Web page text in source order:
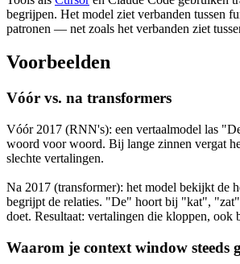
begrijpen. Het model ziet verbanden tussen
patronen — net zoals het verbanden ziet
Voorbeelden
Vóór vs. na transformers
Vóór 2017 (RNN's): een vertaalmodel las
woord voor woord. Bij lange zinnen vergat
slechte vertalingen.
Na 2017 (transformer): het model bekijkt de
begrijpt de relaties. "De" hoort bij "kat",
doet. Resultaat: vertalingen die kloppen, ook
Waarom je context window steeds